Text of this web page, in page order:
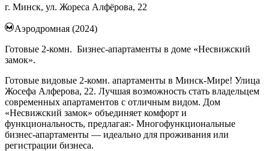
г. Минск, ул. Жореса Алфёрова, 22
Аэродромная (2024)
Готовые 2-комн. Бизнес-апартаменты в доме «Несвижский
замок».
Готовые видовые 2-комн. апартаменты в Минск-Мире! Улица
Жосефа Алферова, 22. Лучшая возможность стать владельцем
современных апартаментов с отличным видом. Дом
«Несвижский замок» объединяет комфорт и
функциональность, предлагая:- Многофункциональные
бизнес-апартаменты — идеально для проживания или
регистрации бизнеса.